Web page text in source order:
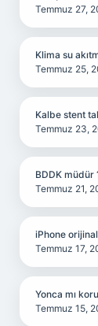
Temmuz 27,
Klima su
Temmuz 25,
Kalbe stent
Temmuz 23,
BDDK müdür
Temmuz 21,
iPhone
Temmuz 17,
Yonca mı
Temmuz 15,